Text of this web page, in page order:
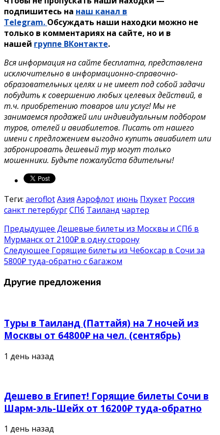
подпишитесь на наш канал в
Telegram. Обсуждать наши находки можно не
только в комментариях на сайте, но и в
нашей группе ВКонтакте.
Вся информация на сайте бесплатна, представлена
исключительно в информационно-справочно-
образовательных целях и не имеет под собой задачи
побудить к совершению любых целевых действий, в
т.ч. приобретению товаров или услуг! Мы не
занимаемся продажей или индивидуальным подбором
туров, отелей и авиабилетов. Писать от нашего
имени с предложением выгодно купить авиабилет или
забронировать дешевый тур могут только
мошенники. Будьте пожалуйста бдительны!
Теги: aeroflotАзия Аэрофлот июнь Пхукет Россия
санкт петербургСПб Таиланд чартер
Предыдущее Дешевые билеты из Москвы и СПб в
Мурманск от 2100₽ в одну сторону
Следующее Горящие билеты из Чебоксар в Сочи за
5800₽ туда-обратно с багажом
Другие предложения
Туры в Таиланд (Паттайя) на 7 ночей из
Москвы от 64800₽ на чел. (сентябрь)
1 день назад
Дешево в Египет! Горящие билеты Сочи в
Шарм-эль-Шейх от 16200₽ туда-обратно
1 день назад